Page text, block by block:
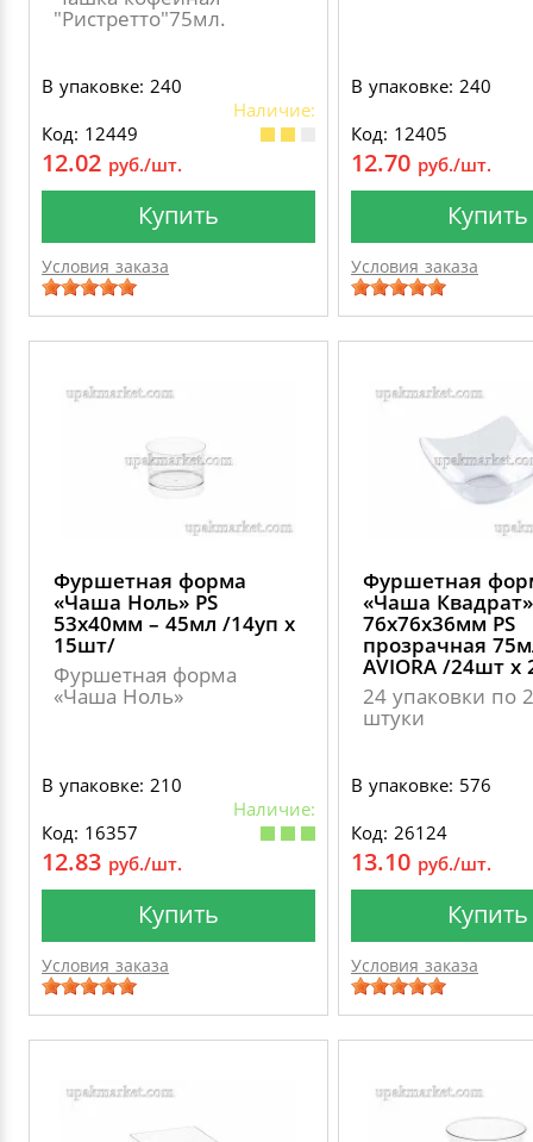
"Ристретто"75мл.
В упаковке: 240
Наличие:
Код: 12449
12.02 руб./шт.
Купить
Условия заказа
В упаковке: 240
Код: 12405
12.70 руб./шт.
Купить
Условия заказа
Фуршетная форма
«Чаша Ноль» PS
53х40мм – 45мл /14уп х
15шт/
Фуршетная форма
«Чаша Ноль»
В упаковке: 210
Наличие:
Код: 16357
12.83 руб./шт.
Купить
Условия заказа
Фуршетная
«Чаша Квадрат»
76х76х36мм PS
прозрачная
AVIORA /24шт х
24 упаковки по
штуки
В упаковке: 576
Код: 26124
13.10 руб./шт.
Купить
Условия заказа